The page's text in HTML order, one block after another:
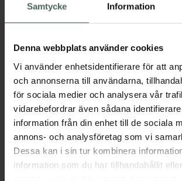
Samtycke Information
Denna webbplats använder cookies
Vi använder enhetsidentifierare för att
och annonserna till användarna,
för sociala medier och analysera vår
vidarebefordrar även sådana
information från din enhet till de sociala
annons- och analysföretag som vi
Dessa kan i sin tur kombinera
information som du har tillhandahållit
samlat in när du har använt deras
Köp båda för:178
Köp båda
Beskrivning
• Vitamin E skyddar läpparna
• Glycerin återfuktar läpparna
• Tranbärsfröolja ger näring till